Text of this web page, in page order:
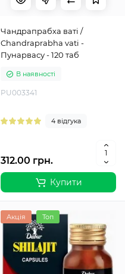
Чандрапрабха ваті /
Chandraprabha vati -
Пунарвасу - 120 таб
В наявності
PU003341
4 відгука
312.00 грн.
Купити
Акція Топ